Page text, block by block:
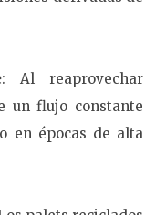
: Al reaprovechar
un flujo constante
en épocas de alta